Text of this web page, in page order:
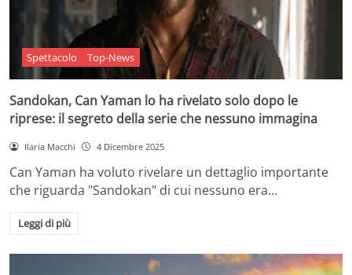
Spettacolo Top-News
Sandokan, Can Yaman lo ha rivelato solo dopo le
riprese: il segreto della serie che nessuno immagina
Ilaria Macchi 4 Dicembre 2025
Can Yaman ha voluto rivelare un dettaglio importante
che riguarda "Sandokan" di cui nessuno era…
Leggi di più